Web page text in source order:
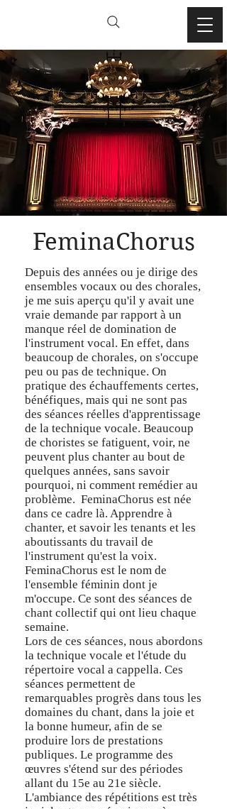
FeminaChorus
Depuis des années ou je dirige des
ensembles vocaux ou des chorales,
je me suis aperçu qu'il y avait une
vraie demande par rapport à un
manque réel de domination de
l'instrument vocal. En effet, dans
beaucoup de chorales, on s'occupe
peu ou pas de technique. On
pratique des échauffements certes,
bénéfiques, mais qui ne sont pas
des séances réelles d'apprentissage
de la technique vocale. Beaucoup
de choristes se fatiguent, voir, ne
peuvent plus chanter au bout de
quelques années, sans savoir
pourquoi, ni comment remédier au
problème. FeminaChorus est née
dans ce cadre là. Apprendre à
chanter, et savoir les tenants et les
aboutissants du travail de
l'instrument qu'est la voix.
FeminaChorus est le nom de
l'ensemble féminin dont je
m'occupe. Ce sont des séances de
chant collectif qui ont lieu chaque
semaine.
Lors de ces séances, nous abordons
la technique vocale et l'étude du
répertoire vocal a cappella. Ces
séances permettent de
remarquables progrès dans tous les
domaines du chant, dans la joie et
la bonne humeur, afin de se
produire lors de prestations
publiques. Le programme des
œuvres s'étend sur des périodes
allant du 15e au 21e siècle.
L'ambiance des répétitions est très